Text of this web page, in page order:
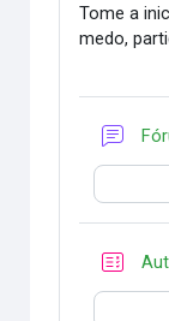
Tome a
medo,